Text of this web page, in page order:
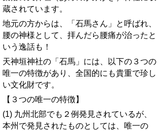
蔵されています。
地元の方からは、「石馬さん」と呼ばれ、
腰の神様として、拝んだら腰痛が治ったと
いう逸話も！
天神垣神社の「石馬」には、以下の３つの
唯一の特徴があり、全国的にも貴重で珍し
い文化財です。
【３つの唯一の特徴】
(1) 九州北部でも２例発見されているが、
本州で発見されたものとしては、唯一の